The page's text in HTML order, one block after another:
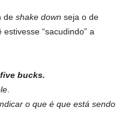
de shake down seja o de
“sacudindo” a
bucks.
o que é que está sendo